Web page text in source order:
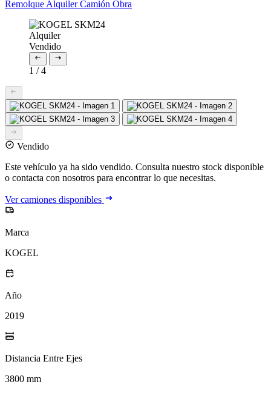
Remolque AlquilerCamión Obra
Alquiler
Vendido
1 /4
Vendido
Este vehículo ya ha sido vendido. Consulta nuestro stock disponible
o contacta con nosotros para encontrar lo que necesitas.
Ver camiones disponibles
Marca
KOGEL
Año
2019
Distancia Entre Ejes
3800 mm